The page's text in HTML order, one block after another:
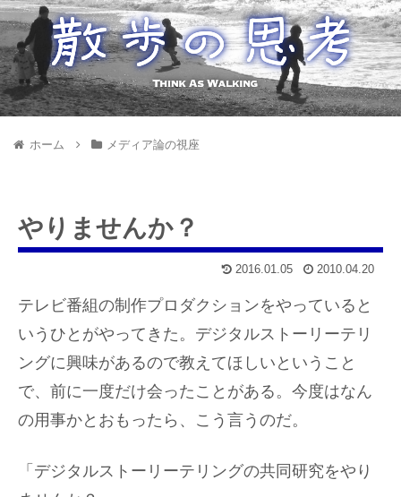
ホーム メディア論の視座
やりませんか？
2016.01.05 2010.04.20
テレビ番組の制作プロダクションをやっていると
いうひとがやってきた。デジタルストーリーテリ
ングに興味があるので教えてほしいということ
で、前に一度だけ会ったことがある。今度はなん
の用事かとおもったら、こう言うのだ。
「デジタルストーリーテリングの共同研究をやり